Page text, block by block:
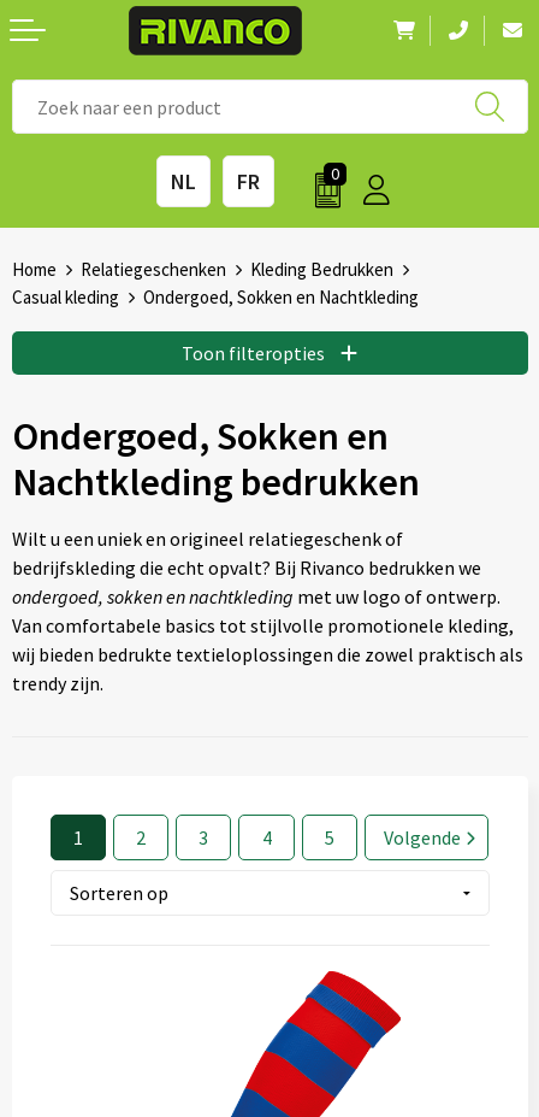
NL FR 0
Kantoorartikelen
Kinderen & spellen
Technologie & Accessoires
Tassen
Textiel
Wonen
◼ Eco-producten
◼ Survival gear
◼ Seizoenen
◼ Feestdagen
◼ Festival & Events
◼ Reizen
◼ Thuiswerken
Home Relatiegeschenken
Kleding Bedrukken
Casual kleding
Ondergoed, Sokken en Nachtkleding
Toon filteropties
Ondergoed, Sokken en
Nachtkleding bedrukken
Wilt u een uniek en origineel relatiegeschenk of
bedrijfskleding die echt opvalt? Bij Rivanco bedrukken we
ondergoed, sokken en nachtkleding met uw logo of ontwerp.
Van comfortabele basics tot stijlvolle promotionele kleding,
wij bieden bedrukte textieloplossingen die zowel praktisch als
trendy zijn.
1 2 3 4 5 Volgende